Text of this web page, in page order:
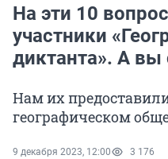
На эти 10
участники
диктанта». А вы
Нам их
географическом
9 декабря 2023, 12:00 3 176